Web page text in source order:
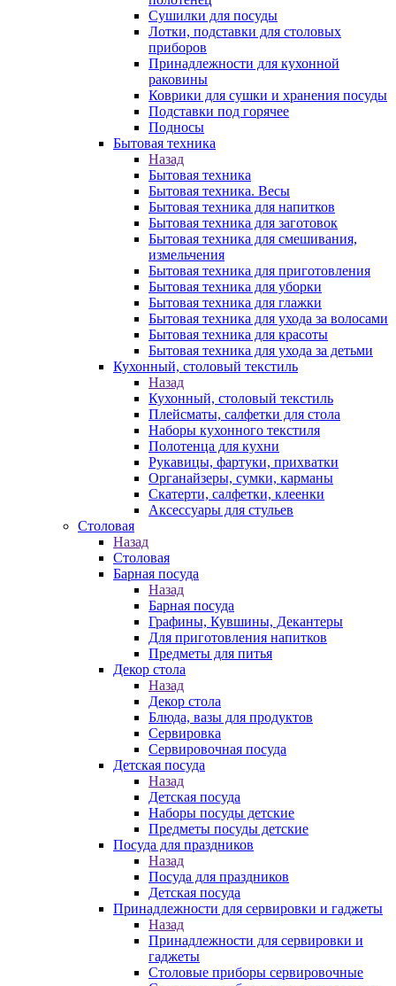
Сушилки для посуды
Лотки, подставки для столовых
приборов
Принадлежности для кухонной
раковины
Коврики для сушки и хранения посуды
Подставки под горячее
Подносы
Бытовая техника
Назад
Бытовая техника
Бытовая техника. Весы
Бытовая техника для напитков
Бытовая техника для заготовок
Бытовая техника для смешивания,
измельчения
Бытовая техника для приготовления
Бытовая техника для уборки
Бытовая техника для глажки
Бытовая техника для ухода за волосами
Бытовая техника для красоты
Бытовая техника для ухода за детьми
Кухонный, столовый текстиль
Назад
Кухонный, столовый текстиль
Плейсматы, салфетки для стола
Наборы кухонного текстиля
Полотенца для кухни
Рукавицы, фартуки, прихватки
Органайзеры, сумки, карманы
Скатерти, салфетки, клеенки
Аксессуары для стульев
Столовая
Назад
Столовая
Барная посуда
Назад
Барная посуда
Графины, Кувшины, Декантеры
Для приготовления напитков
Предметы для питья
Декор стола
Назад
Декор стола
Блюда, вазы для продуктов
Сервировка
Сервировочная посуда
Детская посуда
Назад
Детская посуда
Наборы посуды детские
Предметы посуды детские
Посуда для праздников
Назад
Посуда для праздников
Детская посуда
Принадлежности для сервировки и гаджеты
Назад
Принадлежности для сервировки и
гаджеты
Столовые приборы сервировочные